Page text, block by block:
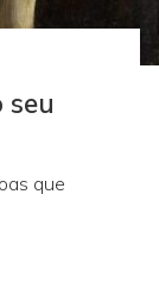
seu
que